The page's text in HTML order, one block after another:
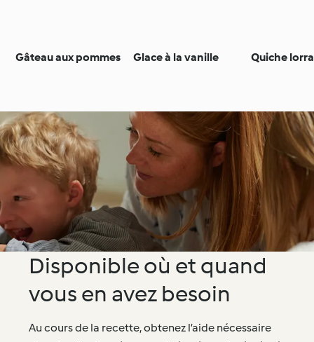
Gâteau aux pommes Glace à la vanille Quiche
Disponible où et quand
vous en avez besoin
Au cours de la recette, obtenez l’aide nécessaire